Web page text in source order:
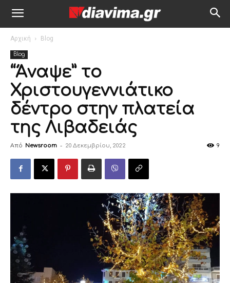
Αρχική Blog
Blog
“Άναψε” το
Χριστουγεννιάτικο
δέντρο στην πλατεία
της Λιβαδειάς
Από Newsroom - 20 Δεκεμβρίου, 2022 9